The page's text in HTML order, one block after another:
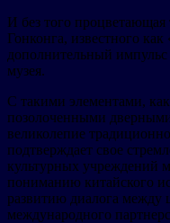
И без того процветающая
Гонконга, известного
дополнительный
музея.
С такими элементами,
позолоченными
великолепие
подтверждает свое
культурных учреждений
пониманию китайского
развитию диалога между
международного